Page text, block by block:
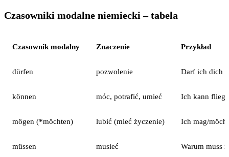
Czasowniki modalne niemiecki – tabela
Czasownik modalny Znaczenie Przykład
dürfen pozwolenie Darf ich dich
können móc, potrafić, umieć Ich kann
mögen (*möchten) lubić (mieć życzenie) Ich mag/
müssen musieć Warum muss